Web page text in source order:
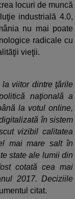
locuri de muncă
industrială 4.0,
nu mai poate
radicale cu
vieţii.
viitor dintre ţările
naţională a
la votul online,
în sistem
vizibil calitatea
mai mare salt în
state ale lumii din
cotată cea mai
2017. Deciziile
citat.